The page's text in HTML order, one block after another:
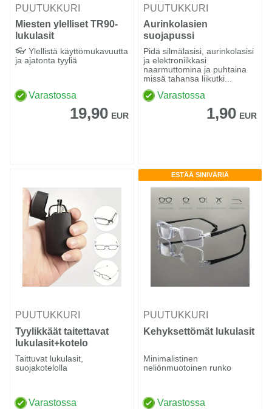
PUUTUKKURI
Miesten ylelliset TR90-
lukulasit
metallikoristeilla
👓 Ylellistä käyttömukavuutta
ja ajatonta tyyliä
Varastossa
19,90 EUR
PUUTUKKURI
Aurinkolasien
suojapussi
Pidä silmälasisi, aurinkolasisi
ja elektroniikkasi
naarmuttomina ja puhtaina
missä tahansa liikutki...
Varastossa
1,90 EUR
PUUTUKKURI
Tyylikkäät taitettavat
lukulasit+kotelo
Taittuvat lukulasit,
suojakotelolla
Varastossa
ESTÄÄ SINIVÄRIÄ
PUUTUKKURI
Kehyksettömät lukulasit
Minimalistinen
neliönmuotoinen runko
Varastossa